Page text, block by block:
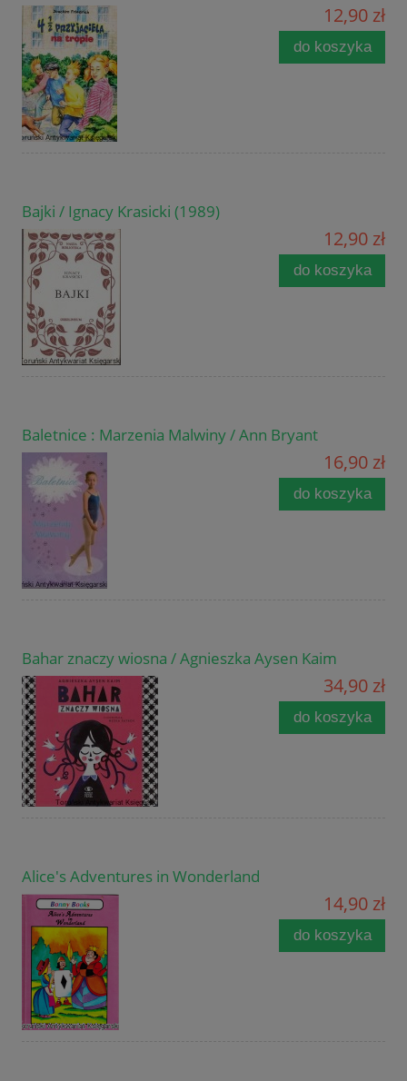
12,90 zł
do koszyka
Bajki / Ignacy Krasicki (1989)
12,90 zł
do koszyka
Baletnice : Marzenia Malwiny / Ann Bryant
16,90 zł
do koszyka
Bahar znaczy wiosna / Agnieszka Aysen Kaim
34,90 zł
do koszyka
Alice's Adventures in Wonderland
14,90 zł
do koszyka